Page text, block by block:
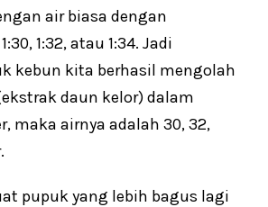
air biasa dengan
1:32, atau 1:34. Jadi
kebun kita berhasil mengolah
daun kelor) dalam
maka airnya adalah 30, 32,
pupuk yang lebih bagus lagi